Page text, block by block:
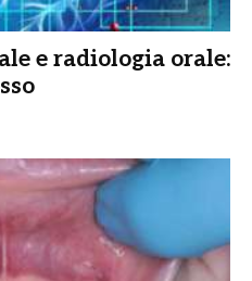
e radiologia orale: